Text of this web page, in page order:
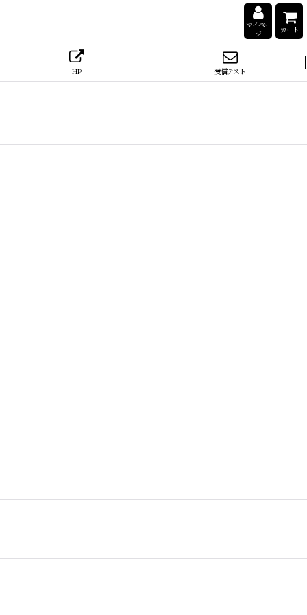
マイペー
ジ
カート
HP 受信テスト